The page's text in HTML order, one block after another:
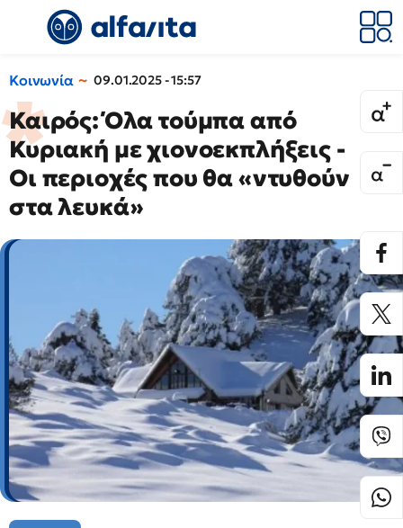
Κοινωνία 09.01.2025 - 15:57
Καιρός: Όλα τούμπα από
Κυριακή με χιονοεκπλήξεις -
Οι περιοχές που θα «ντυθούν
στα λευκά»